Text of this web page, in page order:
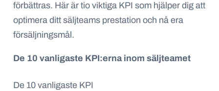
förbättras. Här är tio viktiga KPI som hjälper dig att
optimera ditt säljteams prestation och nå era
försäljningsmål.
De 10 vanligaste KPI:erna inom säljteamet
De 10 vanligaste KPI